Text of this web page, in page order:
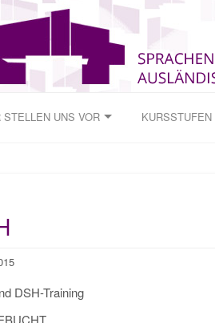
STELLEN UNS VOR KURSSTUFEN
DSH-Training